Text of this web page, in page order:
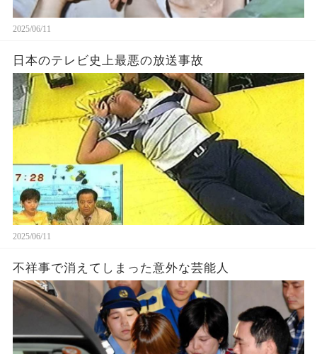
2025/06/11
日本のテレビ史上最悪の放送事故
2025/06/11
不祥事で消えてしまった意外な芸能人